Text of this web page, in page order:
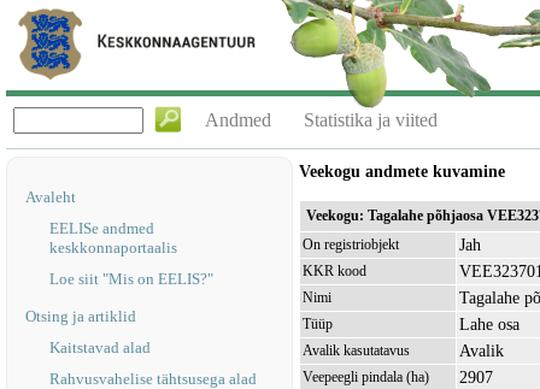
Andmed Statistika ja viited
Avaleht
EELISe andmed
keskkonnaportaalis
Loe siit "Mis on EELIS?"
Otsing ja artiklid
Kaitstavad alad
Rahvusvahelise tähtsusega alad
Veekogu andmete kuvamine
Veekogu: Tagalahe põhjaosa
On registriobjekt
Jah
KKR kood
Nimi Tagalahe
Tüüp Lahe osa
Avalik kasutatavus Avalik
Veepeegli pindala (ha) 2907